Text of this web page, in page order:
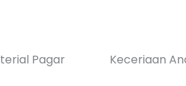
Pagar
Keceriaan